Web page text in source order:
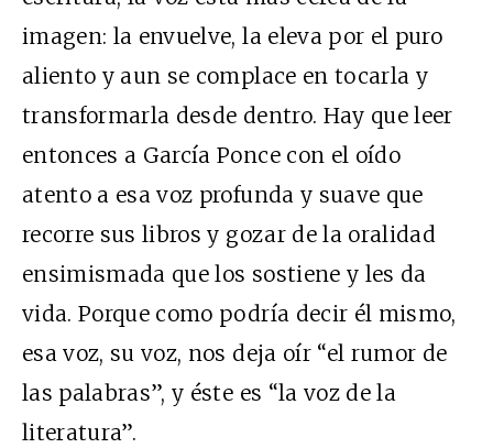
imagen: la envuelve, la eleva por el puro
aliento y aun se complace en tocarla y
transformarla desde dentro. Hay que leer
entonces a García Ponce con el oído
atento a esa voz profunda y suave que
recorre sus libros y gozar de la oralidad
ensimismada que los sostiene y les da
vida. Porque como podría decir él mismo,
esa voz, su voz, nos deja oír “el rumor de
las palabras”, y éste es “la voz de la
literatura”.